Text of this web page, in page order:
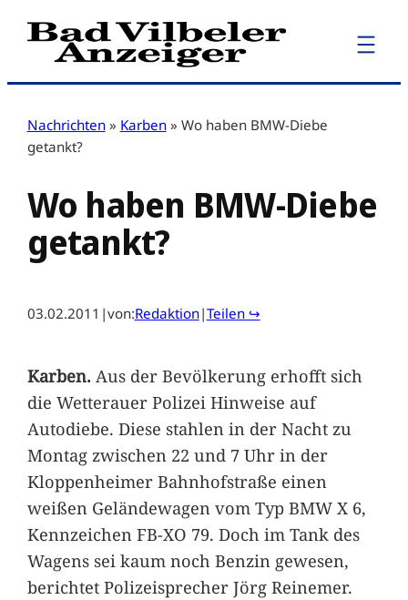
Zum
Inhalt
Nachrichten » Karben » Wo haben BMW-Diebe
getankt?
Wo haben BMW-Diebe
getankt?
03.02.2011 |von:Redaktion|Teilen ↪
Karben.Aus der Bevölkerung erhofft sich
die Wetterauer Polizei Hinweise auf
Autodiebe. Diese stahlen in der Nacht zu
Montag zwischen 22 und 7 Uhr in der
Kloppenheimer Bahnhofstraße einen
weißen Geländewagen vom Typ BMW X 6,
Kennzeichen FB-XO 79. Doch im Tank des
Wagens sei kaum noch Benzin gewesen,
berichtet Polizeisprecher Jörg Reinemer.